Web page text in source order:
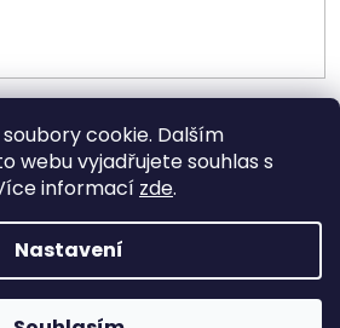
cookie. Dalším
webu vyjadřujete souhlas s
informací zde.
Nastavení
Vytvořil Shoptet